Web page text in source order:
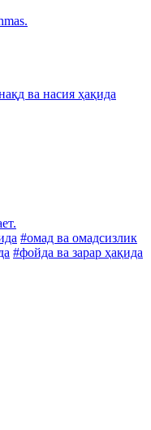
ва насия ҳақида
#омад ва омадсизлик
#фойда ва зарар ҳақида